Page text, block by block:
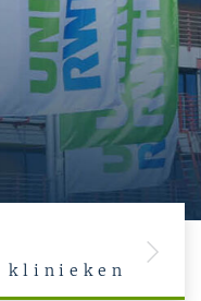
klinieken Next